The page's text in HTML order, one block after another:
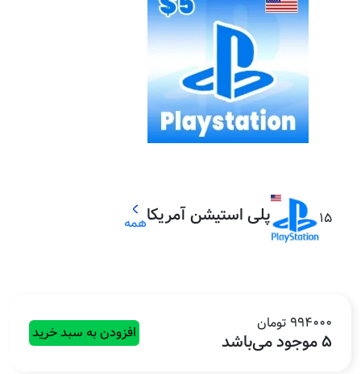
15 پلی استیشن آمریکاهمه
994000 تومان
5 موجود می‌باشد افزودن به سبد خرید